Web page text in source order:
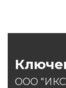
ООО